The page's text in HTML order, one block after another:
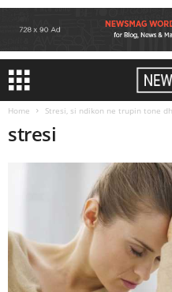
Home Stresi, si ndikon ne trupin tone
stresi